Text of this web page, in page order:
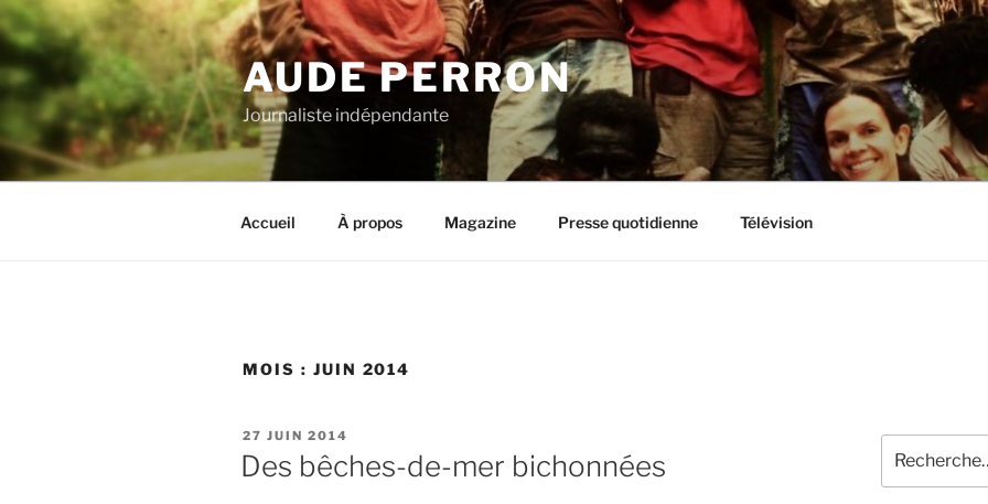
Aller
au
contenu
principal
AUDE PERRON
Journaliste indépendante
Accueil À propos Magazine Presse quotidienne Télévision
MOIS : JUIN 2014
PUBLIÉ
LE
27 JUIN 2014
Des bêches-de-mer bichonnées
pour
: